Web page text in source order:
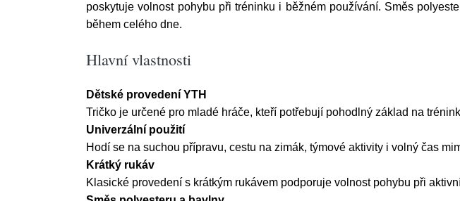
poskytuje volnost pohybu při tréninku i běžném používání. Směs
během celého dne.
Hlavní vlastnosti
Dětské provedení YTH
Tričko je určené pro mladé hráče, kteří potřebují pohodlný základ na
Univerzální použití
Hodí se na suchou přípravu, cestu na zimák, týmové aktivity i volný čas
Krátký rukáv
Klasické provedení s krátkým rukávem podporuje volnost pohybu při